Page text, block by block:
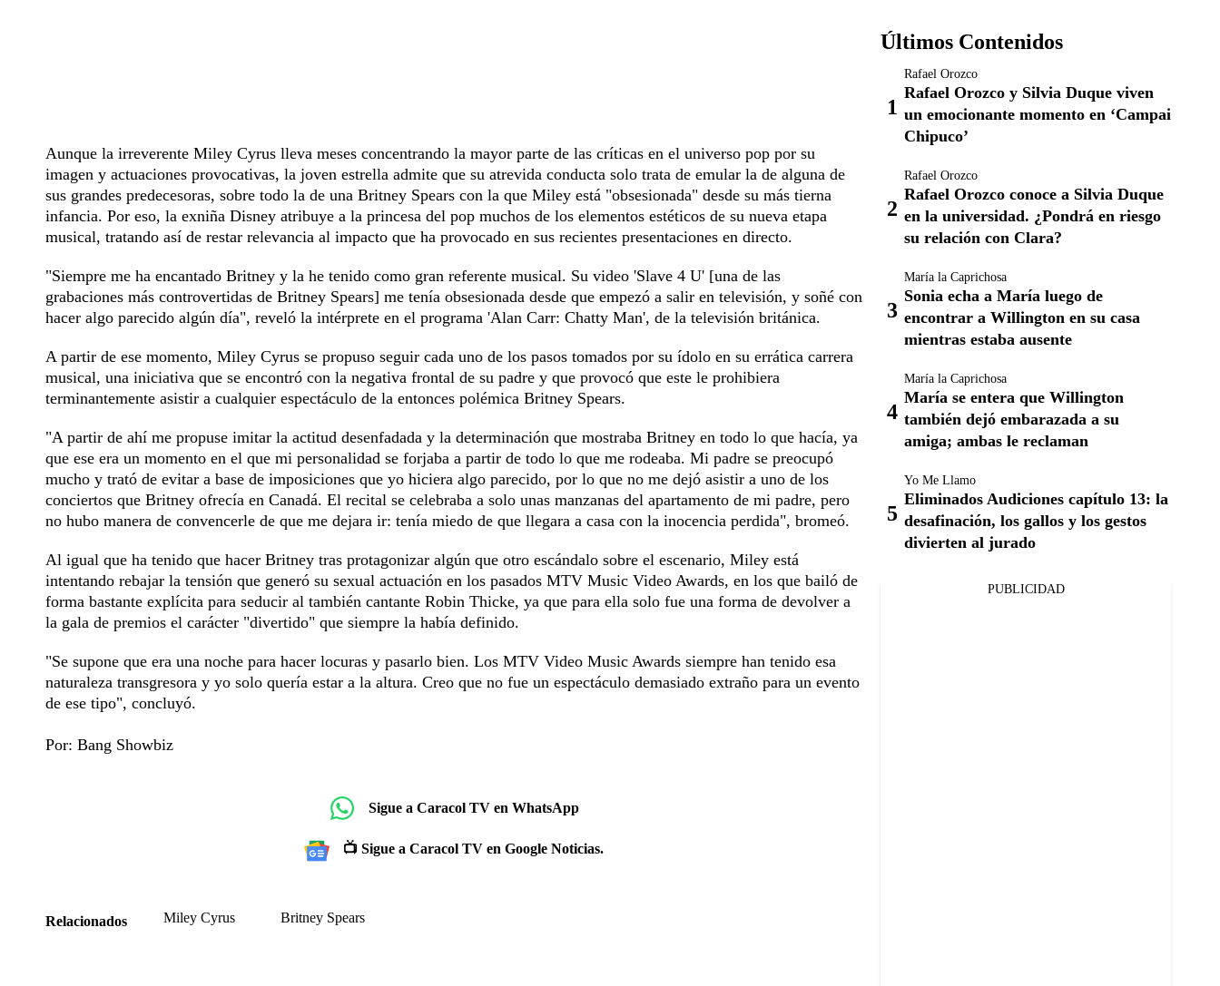
Aunque la irreverente Miley Cyrus lleva meses concentrando la mayor parte de las críticas en el universo pop por su
imagen y actuaciones provocativas, la joven estrella admite que su atrevida conducta solo trata de emular la de alguna de
sus grandes predecesoras, sobre todo la de una Britney Spears con la que Miley está "obsesionada" desde su más tierna
infancia. Por eso, la exniña Disney atribuye a la princesa del pop muchos de los elementos estéticos de su nueva etapa
musical, tratando así de restar relevancia al impacto que ha provocado en sus recientes presentaciones en directo.
"Siempre me ha encantado Britney y la he tenido como gran referente musical. Su video 'Slave 4 U' [una de las
grabaciones más controvertidas de Britney Spears] me tenía obsesionada desde que empezó a salir en televisión, y soñé con
hacer algo parecido algún día", reveló la intérprete en el programa 'Alan Carr: Chatty Man', de la televisión británica.
A partir de ese momento, Miley Cyrus se propuso seguir cada uno de los pasos tomados por su ídolo en su errática carrera
musical, una iniciativa que se encontró con la negativa frontal de su padre y que provocó que este le prohibiera
terminantemente asistir a cualquier espectáculo de la entonces polémica Britney Spears.
"A partir de ahí me propuse imitar la actitud desenfadada y la determinación que mostraba Britney en todo lo que hacía, ya
que ese era un momento en el que mi personalidad se forjaba a partir de todo lo que me rodeaba. Mi padre se preocupó
mucho y trató de evitar a base de imposiciones que yo hiciera algo parecido, por lo que no me dejó asistir a uno de los
conciertos que Britney ofrecía en Canadá. El recital se celebraba a solo unas manzanas del apartamento de mi padre, pero
no hubo manera de convencerle de que me dejara ir: tenía miedo de que llegara a casa con la inocencia perdida", bromeó.
Al igual que ha tenido que hacer Britney tras protagonizar algún que otro escándalo sobre el escenario, Miley está
intentando rebajar la tensión que generó su sexual actuación en los pasados MTV Music Video Awards, en los que bailó de
forma bastante explícita para seducir al también cantante Robin Thicke, ya que para ella solo fue una forma de devolver a
la gala de premios el carácter "divertido" que siempre la había definido.
"Se supone que era una noche para hacer locuras y pasarlo bien. Los MTV Video Music Awards siempre han tenido esa
naturaleza transgresora y yo solo quería estar a la altura. Creo que no fue un espectáculo demasiado extraño para un evento
de ese tipo", concluyó.
Por: Bang Showbiz
Sigue a Caracol TV en WhatsApp
📺 Sigue a Caracol TV en Google Noticias.
Relacionados Miley Cyrus Britney Spears
Últimos Contenidos
Rafael Orozco
Rafael Orozco y Silvia Duque viven
un emocionante momento en ‘Campai
Chipuco’
Rafael Orozco
Rafael Orozco conoce a Silvia Duque
en la universidad. ¿Pondrá en riesgo
su relación con Clara?
María la Caprichosa
Sonia echa a María luego de
encontrar a Willington en su casa
mientras estaba ausente
María la Caprichosa
María se entera que Willington
también dejó embarazada a su
amiga; ambas le reclaman
Yo Me Llamo
Eliminados Audiciones capítulo 13: la
desafinación, los gallos y los gestos
divierten al jurado
PUBLICIDAD